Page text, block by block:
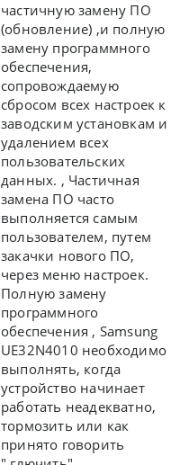
частичную замену ПО
(обновление) ,и полную
замену программного
обеспечения,
сопровождаемую
сбросом всех настроек к
заводским установкам и
удалением всех
пользовательских
данных. , Частичная
замена ПО часто
выполняется самым
пользователем, путем
закачки нового ПО,
через меню настроек.
Полную замену
программного
обеспечения , Samsung
UE32N4010 необходимо
выполнять, когда
устройство начинает
работать неадекватно,
тормозить или как
принято говорить